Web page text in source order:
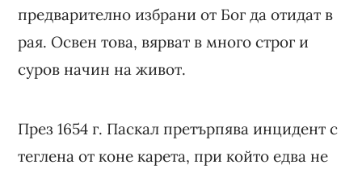
предварително избрани от Бог да отидат в
рая. Освен това, вярват в много строг и
суров начин на живот.
През 1654 г. Паскал претърпява инцидент с
теглена от коне карета, при който едва не